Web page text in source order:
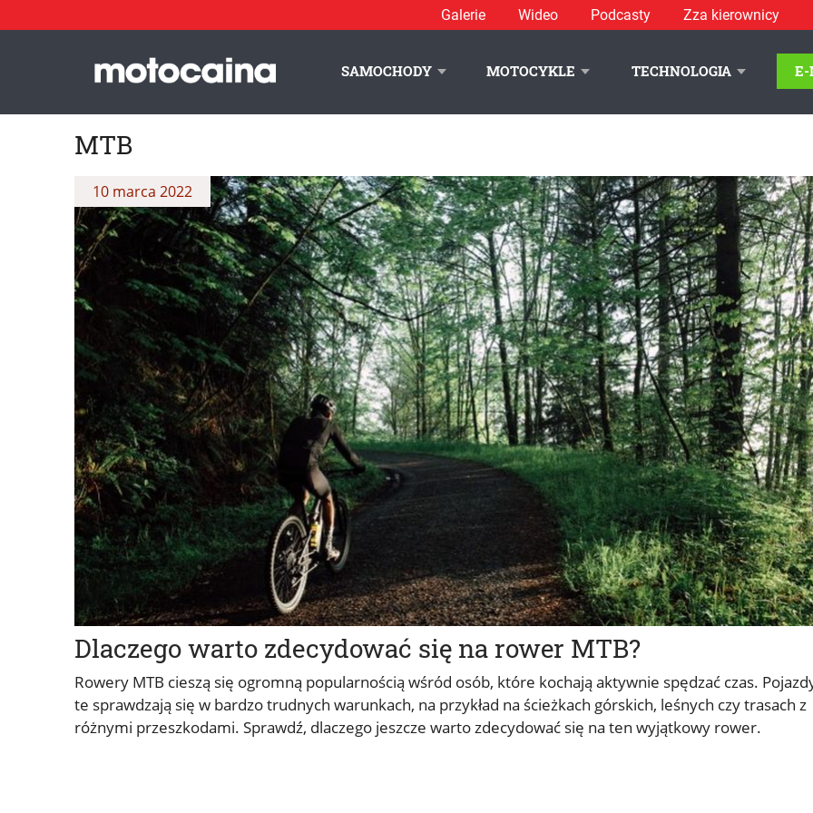
Galerie Wideo Podcasty Zza kierownicy
SAMOCHODY MOTOCYKLE TECHNOLOGIA E-
MTB
Dlaczego warto zdecydować się na rower MTB?
10 marca 2022
Rowery MTB cieszą się ogromną popularnością wśród osób, które kochają aktywnie spędzać czas.
te sprawdzają się w bardzo trudnych warunkach, na przykład na ścieżkach górskich, leśnych czy trasach z
różnymi przeszkodami. Sprawdź, dlaczego jeszcze warto zdecydować się na ten wyjątkowy rower.